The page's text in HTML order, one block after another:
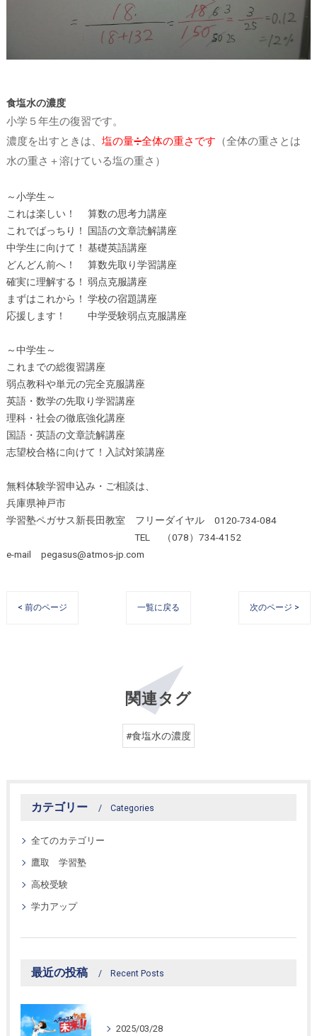
食塩水の濃度
小学５年生の復習です。
濃度を出すときは、 塩の量➗全体の重さです （全体の重さとは
水の重さ＋溶けている塩の重さ）
～小学生～
これは楽しい！ 算数の思考力講座
これでばっちり！ 国語の文章読解講座
中学生に向けて！ 基礎英語講座
どんどん前へ！ 算数先取り学習講座
確実に理解する！ 弱点克服講座
まずはこれから！ 学校の宿題講座
応援します！ 中学受験弱点克服講座
～中学生～
これまでの総復習講座
弱点教科や単元の完全克服講座
英語・数学の先取り学習講座
理科・社会の徹底強化講座
国語・英語の文章読解講座
志望校合格に向けて！入試対策講座
無料体験学習申込み・ご相談は、
兵庫県神戸市
学習塾ペガサス新長田教室 フリーダイヤル 0120-734-084
TEL （078）734-4152
e-mail pegasus@atmos-jp.com
< 前のページ 一覧に戻る 次のページ >
関連タグ
#食塩水の濃度
カテゴリー Categories
全てのカテゴリー
鷹取 学習塾
高校受験
学力アップ
最近の投稿 Recent Posts
2025/03/28